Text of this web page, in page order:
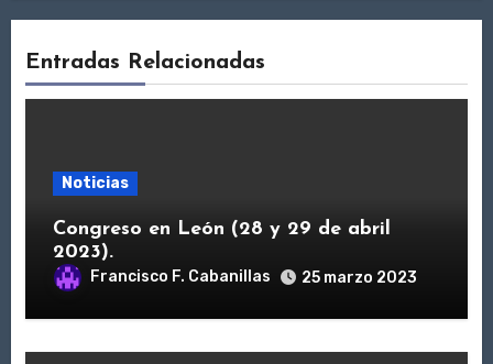
Entradas Relacionadas
Noticias
Congreso en León (28 y 29 de abril
2023).
Francisco F. Cabanillas 25 marzo 2023